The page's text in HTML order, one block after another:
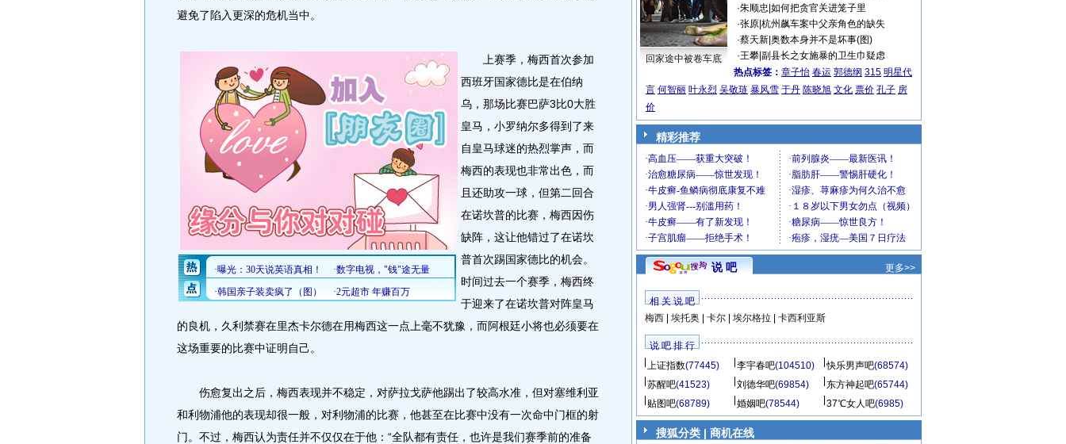
避免了陷入更深的危机当中。
上赛季，梅西首次参加
西班牙国家德比是在伯纳
乌，那场比赛巴萨3比0大胜
皇马，小罗纳尔多得到了来
自皇马球迷的热烈掌声，而
梅西的表现也非常出色，而
且还助攻一球，但第二回合
在诺坎普的比赛，梅西因伤
缺阵，这让他错过了在诺坎
普首次踢国家德比的机会。
时间过去一个赛季，梅西终
于迎来了在诺坎普对阵皇马
的良机，久利禁赛在里杰卡尔德在用梅西这一点上毫不犹豫，而阿根廷小将也必须要在
这场重要的比赛中证明自己。
伤愈复出之后，梅西表现并不稳定，对萨拉戈萨他踢出了较高水准，但对塞维利亚
和利物浦他的表现却很一般，对利物浦的比赛，他甚至在比赛中没有一次命中门框的射
门。不过，梅西认为责任并不仅仅在于他：“全队都有责任，也许是我们赛季前的准备
回家途中被卷车底
·朱顺忠 如何把贪官关进笼子里
·张原| 杭州飙车案中父亲角色的缺失
·蔡天新| 奥数本身并不是坏事(图)
·王攀| 副县长之女施暴的卫生巾疑虑
热点标签： 章子怡 春运 郭德纲 315 明星代
言 何智丽 叶永烈 吴敬琏 暴风雪 于丹 陈晓旭 文化 票价 孔子 房
价
精彩推荐
说 吧 更多>>
相 关 说 吧
梅西| 埃托奥 卡尔| 埃尔格拉| 卡西利亚斯
说 吧 排 行
上证指数(77445) 李宇春吧(104510) 快乐男声吧(68574)
苏醒吧(41523) 刘德华吧(69854) 东方神起吧(65744)
贴图吧(68789) 婚姻吧(78544) 37℃女人吧(6985)
搜狐分类 | 商机在线